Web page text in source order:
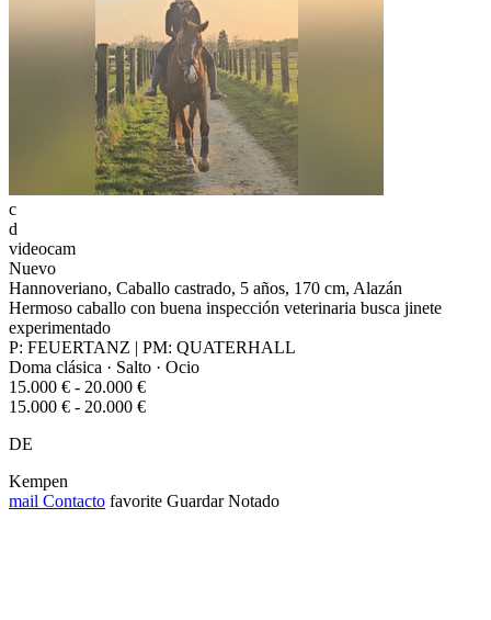
c
d
videocam
Nuevo
Hannoveriano, Caballo castrado, 5 años, 170 cm, Alazán
Hermoso caballo con buena inspección veterinaria busca jinete
experimentado
P: FEUERTANZ | PM: QUATERHALL
Doma clásica · Salto · Ocio
15.000 € - 20.000 €
15.000 € - 20.000 €
DE
Kempen
mail Contacto favorite Guardar Notado